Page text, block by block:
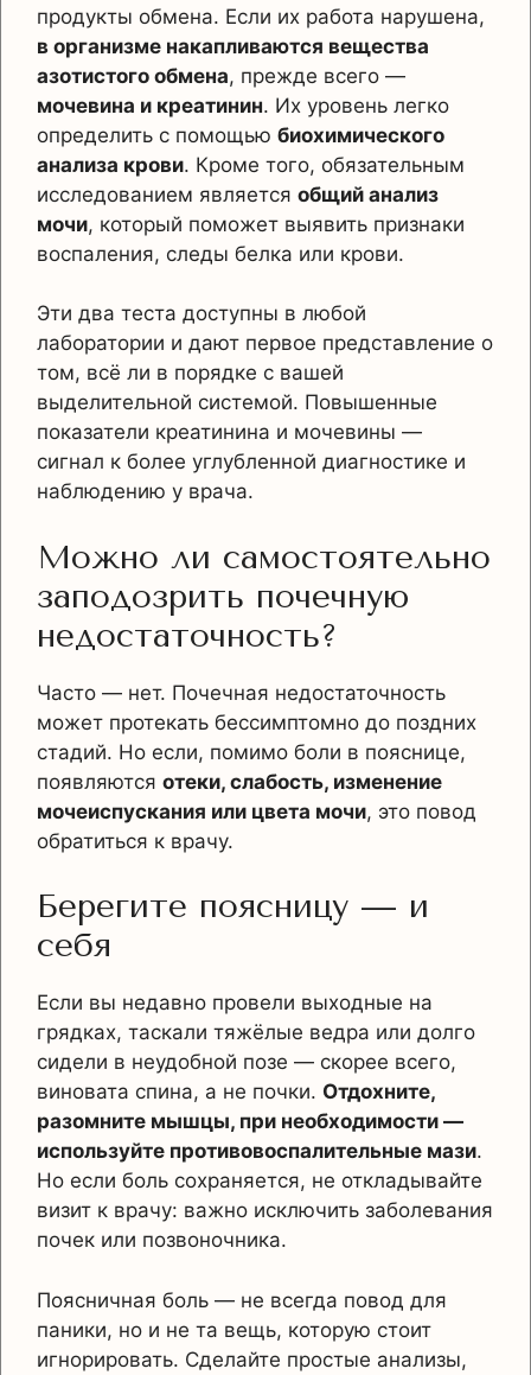
продукты обмена. Если их работа нарушена,
в организме накапливаются вещества
азотистого обмена, прежде всего —
мочевина и креатинин. Их уровень легко
определить с помощью биохимического
анализа крови. Кроме того, обязательным
исследованием является общий анализ
мочи, который поможет выявить признаки
воспаления, следы белка или крови.
Эти два теста доступны в любой
лаборатории и дают первое представление о
том, всё ли в порядке с вашей
выделительной системой. Повышенные
показатели креатинина и мочевины —
сигнал к более углубленной диагностике и
наблюдению у врача.
Можно ли самостоятельно
заподозрить почечную
недостаточность?
Часто — нет. Почечная недостаточность
может протекать бессимптомно до поздних
стадий. Но если, помимо боли в пояснице,
появляются отеки, слабость, изменение
мочеиспускания или цвета мочи, это повод
обратиться к врачу.
Берегите поясницу — и
себя
Если вы недавно провели выходные на
грядках, таскали тяжёлые ведра или долго
сидели в неудобной позе — скорее всего,
виновата спина, а не почки. Отдохните,
разомните мышцы, при необходимости —
используйте противовоспалительные мази.
Но если боль сохраняется, не откладывайте
визит к врачу: важно исключить заболевания
почек или позвоночника.
Поясничная боль — не всегда повод для
паники, но и не та вещь, которую стоит
игнорировать. Сделайте простые анализы,